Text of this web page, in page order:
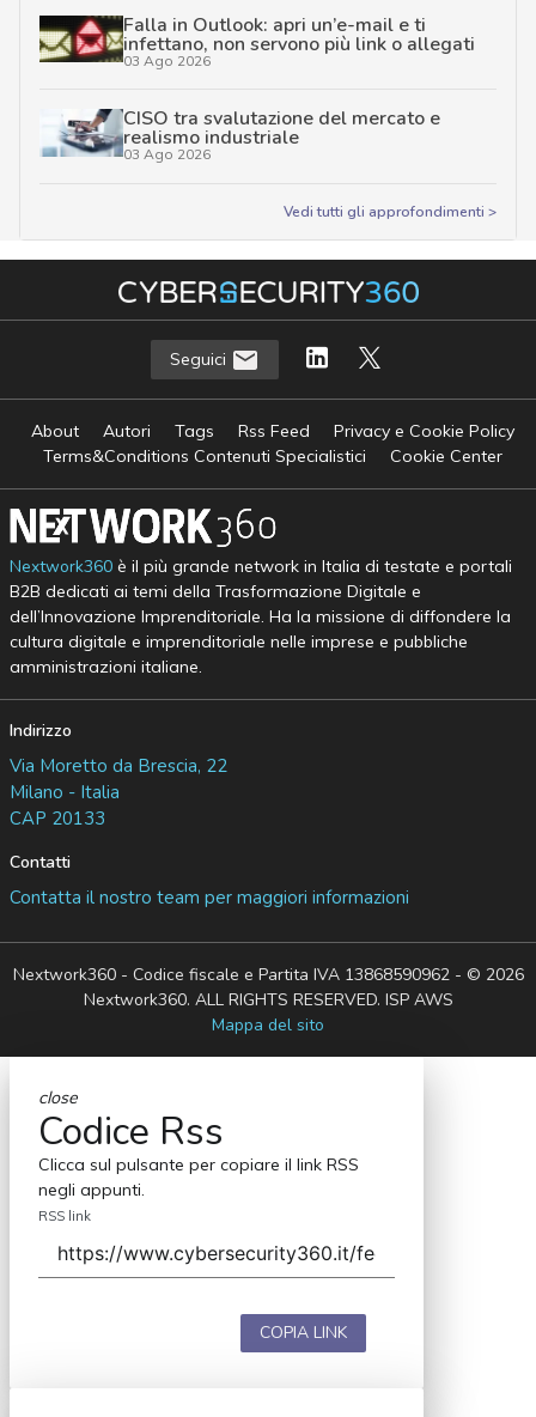
Falla in Outlook: apri un’e-mail e ti
infettano, non servono più link o allegati
03 Ago 2026
CISO tra svalutazione del mercato e
realismo industriale
03 Ago 2026
Vedi tutti gli approfondimenti >
Seguici
About Autori Tags Rss Feed
Privacy e Cookie Policy
Terms&Conditions Contenuti Specialistici
Cookie Center
Nextwork360è il più grande network in Italia di testate e portali
B2B dedicati ai temi della Trasformazione Digitale e
dell’Innovazione Imprenditoriale. Ha la missione di diffondere la
cultura digitale e imprenditoriale nelle imprese e pubbliche
amministrazioni italiane.
Indirizzo
Via Moretto da Brescia, 22
Milano - Italia
CAP 20133
Contatti
Contatta il nostro team per maggiori informazioni
Nextwork360 - Codice fiscale e Partita IVA 13868590962 - © 2026
Nextwork360. ALL RIGHTS RESERVED. ISP AWS
Mappa del sito
close
Codice Rss
Clicca sul pulsante per copiare il link RSS
negli appunti.
RSS link
COPIA LINK